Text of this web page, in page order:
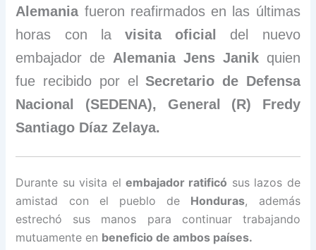
Alemaniafueron reafirmados en las últimas
horas con la visita oficial
del nuevo
embajador de Alemania Jens Janikquien
fue recibido por elSecretario de Defensa
Nacional (SEDENA), General (R) Fredy
Santiago Díaz Zelaya.
Durante su visita el embajador ratificó sus lazos de
amistad con el pueblo de Honduras, además
estrechó sus manos para continuar trabajando
mutuamente en beneficio de ambos países.